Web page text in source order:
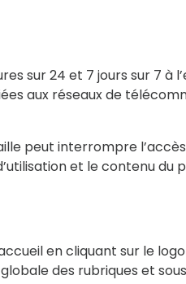
sur 24 et 7 jours sur 7 à
aux réseaux de
peut interrompre
et le contenu du
en cliquant sur le
des rubriques et